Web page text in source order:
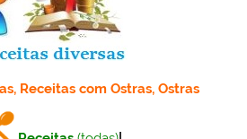
Receitas com Ostras, Ostras